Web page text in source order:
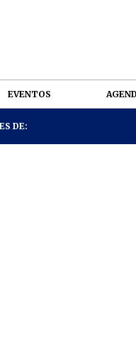
EVENTOS
DE: